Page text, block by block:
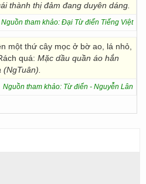
thành thị đảm đang duyên dáng.
Nguồn tham khảo: Đại Từ điển Tiếng Việt
một thứ cây mọc ở bờ ao, lá nhỏ,
quá: Mặc dầu quần áo hắn
Nguồn tham khảo: Từ điển - Nguyễn Lân